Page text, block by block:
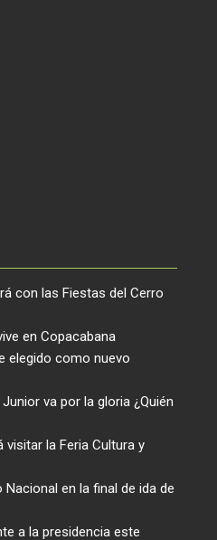
con las Fiestas del Cerro
en Copacabana
elegido como nuevo
va por la gloria ¿Quién
la Feria Cultura y
en la final de ida de
a la presidencia este